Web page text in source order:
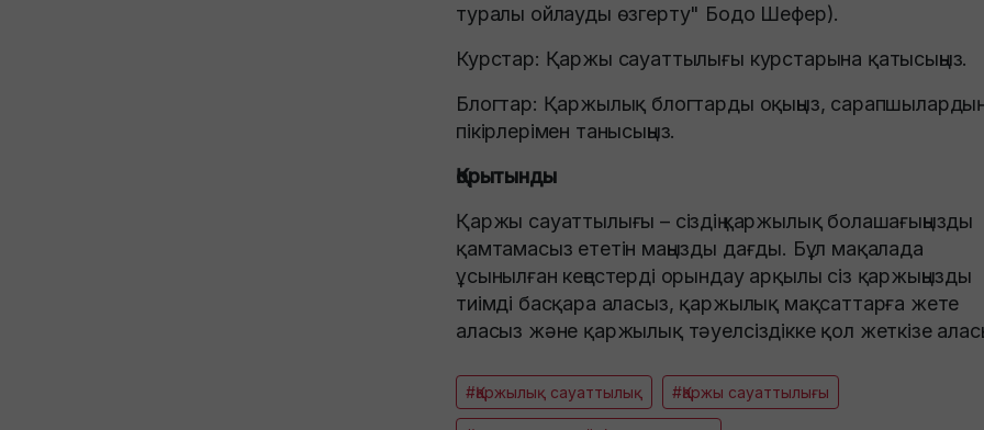
туралы ойлауды өзгерту" Бодо Шефер).
Курстар: Қаржы сауаттылығы курстарына қатысыңыз.
Блогтар: Қаржылық блогтарды оқыңыз, сарапшылардың
пікірлерімен танысыңыз.
Қорытынды
Қаржы сауаттылығы – сіздің қаржылық болашағыңызды
қамтамасыз ететін маңызды дағды. Бұл мақалада
ұсынылған кеңестерді орындау арқылы сіз қаржыңызды
тиімді басқара аласыз, қаржылық мақсаттарға жете
аласыз және қаржылық тәуелсіздікке қол жеткізе
#Қаржылық сауаттылық #Қаржы сауаттылығы